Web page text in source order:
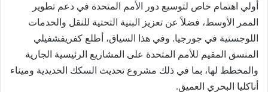
أُولي اهتمام خاص لتوسيع دور الأمم المتحدة في دعم تطوير
الممر الأوسط، فضلاً عن تعزيز البنية التحتية للنقل والخدمات
اللوجستية في جورجيا. وفي هذا السياق، أطلع كفريفشفيلي
المنسق المقيم للأمم المتحدة على المشاريع الرئيسية الجارية
والمخطط لها، بما في ذلك مشروع تحديث السكك الحديدية وميناء
أناكليا البحري العميق.